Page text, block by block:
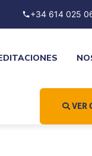
+34 614 025
VER